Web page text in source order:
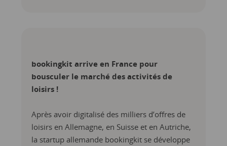
bookingkit arrive en France pour
bousculer le marché des activités de
loisirs !
Après avoir digitalisé des milliers d’offres de
loisirs en Allemagne, en Suisse et en Autriche,
la startup allemande bookingkit se développe